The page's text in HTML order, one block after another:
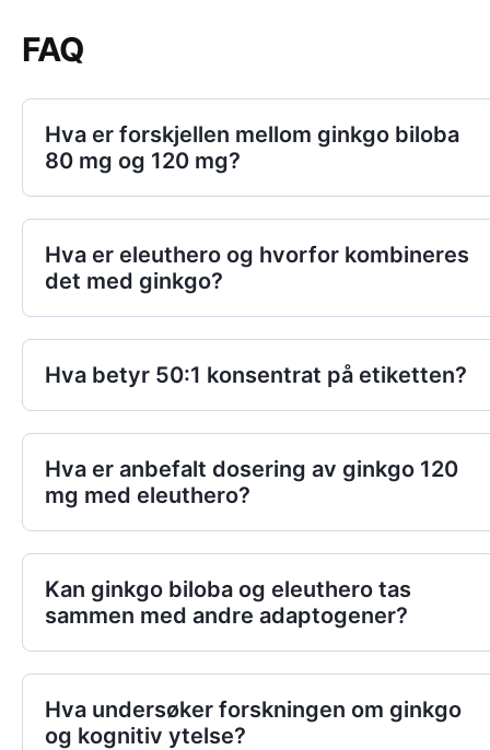
FAQ
Hva er forskjellen mellom ginkgo biloba
80 mg og 120 mg?
Hva er eleuthero og hvorfor kombineres
det med ginkgo?
Hva betyr 50:1 konsentrat på etiketten?
Hva er anbefalt dosering av ginkgo 120
mg med eleuthero?
Kan ginkgo biloba og eleuthero tas
sammen med andre adaptogener?
Hva undersøker forskningen om ginkgo
og kognitiv ytelse?